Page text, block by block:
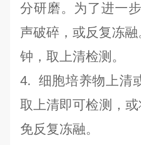
分研磨。为了进一
声破碎，或反复冻
钟，取上清检测。
4. 细胞培养物上清
取上清即可检测，
免反复冻融。